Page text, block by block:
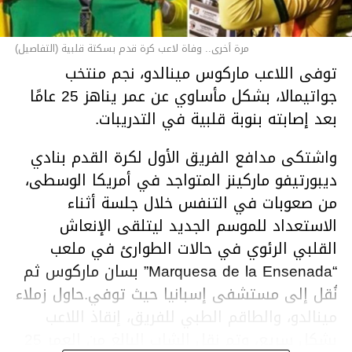
مرة أخرى.. وفاة لاعب كرة قدم بسكتة قلبية (التفاصيل)
توفى اللاعب ماركوس مينالدو، نجم منتخب
جواتيمالا، بشكل مأساوي عن عمر يناهز 25 عامًا
بعد إصابته بنوبة قلبية في التدريبات.
واشتكى مدافع الفريق الأول لكرة القدم بنادي
ديبورتيفو ماركينز المتواجد في أمريكا الوسطى،
من صعوبات في التنفس خلال جلسة أثناء
الاستعداد للموسم الجديد ليتلقى الإنعاش
القلبي الرئوي في حالات الطوارئ في ملعب
“Marquesa de la Ensenada” بسان ماركوس ثم
نُقل إلى مستشفى إسبانيا حيث توفي.حاول زملاء